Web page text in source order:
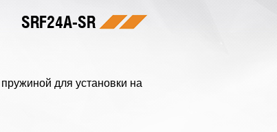
SRF24A-SR
для установки на